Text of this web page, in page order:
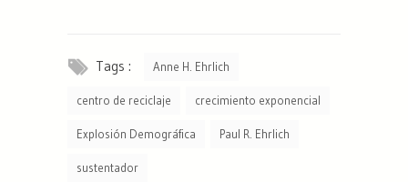
Tags : Anne H. Ehrlich
centro de reciclaje crecimiento exponencial
Explosión Demográfica Paul R. Ehrlich
sustentador